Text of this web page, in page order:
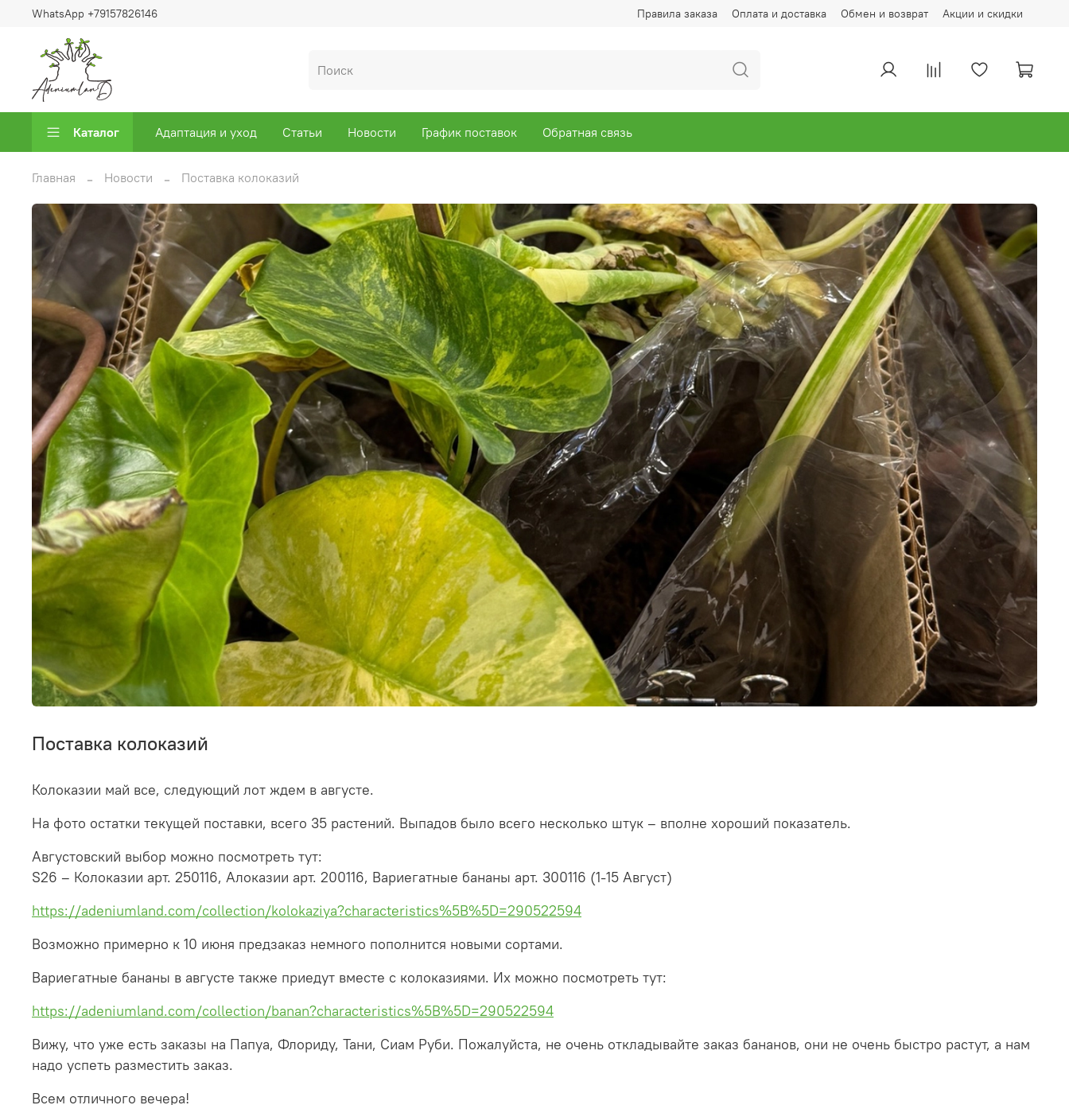
Правила заказа Оплата и доставка Обмен и возврат Акции и скидки
WhatsApp +79157826146
Каталог Адаптация и уход Статьи Новости График поставок Обратная связь
Главная Новости Поставка колоказий
Поставка колоказий
Колоказии май все, следующий лот ждем в августе.
На фото остатки текущей поставки, всего 35 растений. Выпадов было всего несколько штук – вполне хороший показатель.
Августовский выбор можно посмотреть тут:
S26 – Колоказии арт. 250116, Алоказии арт. 200116, Вариегатные бананы арт. 300116 (1-15 Август)
https://adeniumland.com/collection/kolokaziya?characteristics%5B%5D=290522594
Возможно примерно к 10 июня предзаказ немного пополнится новыми сортами.
Вариегатные бананы в августе также приедут вместе с колоказиями. Их можно посмотреть тут:
https://adeniumland.com/collection/banan?characteristics%5B%5D=290522594
Вижу, что уже есть заказы на Папуа, Флориду, Тани, Сиам Руби. Пожалуйста, не очень откладывайте заказ бананов, они не очень быстро растут, а нам
надо успеть разместить заказ.
Всем отличного вечера!